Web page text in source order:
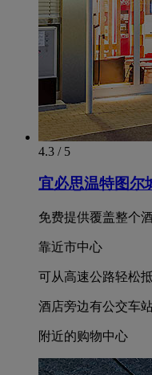
4.3 / 5
宜必思温特图尔
免费提供覆盖整个
靠近市中心
可从高速公路轻松
酒店旁边有公交车
附近的购物中心